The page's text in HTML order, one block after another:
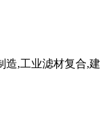
造,工业滤材复合,建